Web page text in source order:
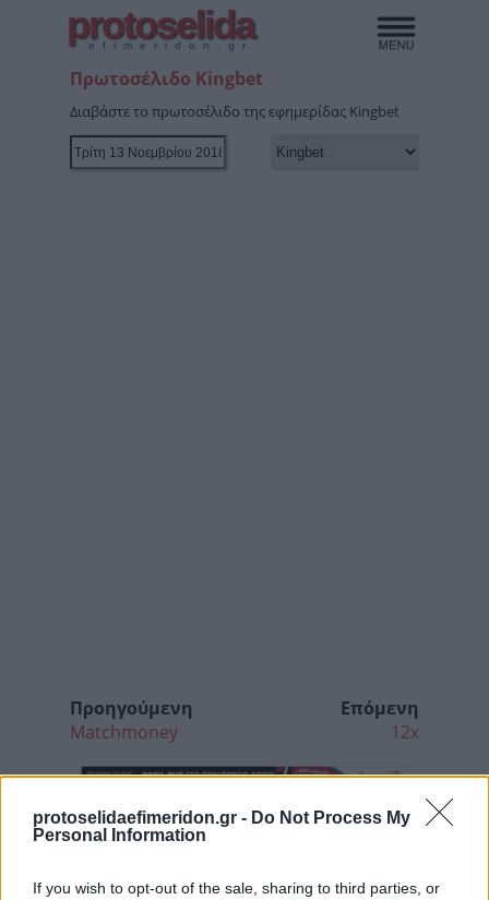
protoselidaefimeridon.gr - Do Not Process My
Personal Information
If you wish to opt-out of the sale, sharing to third parties, or
protoselida
efimeridon.gr
Πρωτοσέλιδο Kingbet
Διαβάστε το πρωτοσέλιδο της εφημερίδας Kingbet
Προηγούμενη
Matchmoney
Επόμενη
12x